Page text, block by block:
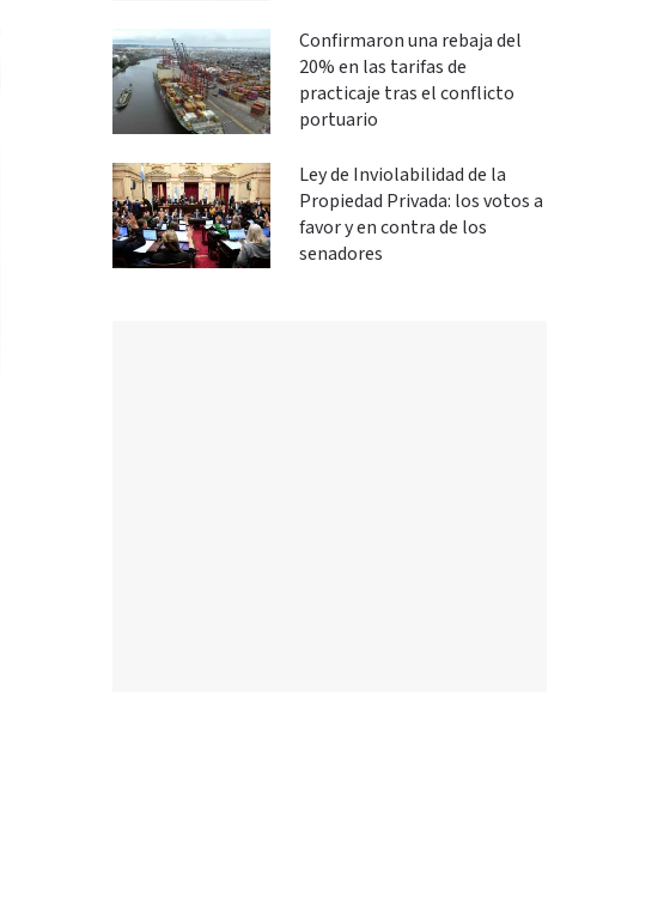
Confirmaron una rebaja del
20% en las tarifas de
practicaje tras el conflicto
portuario
Ley de Inviolabilidad de la
Propiedad Privada: los votos a
favor y en contra de los
senadores